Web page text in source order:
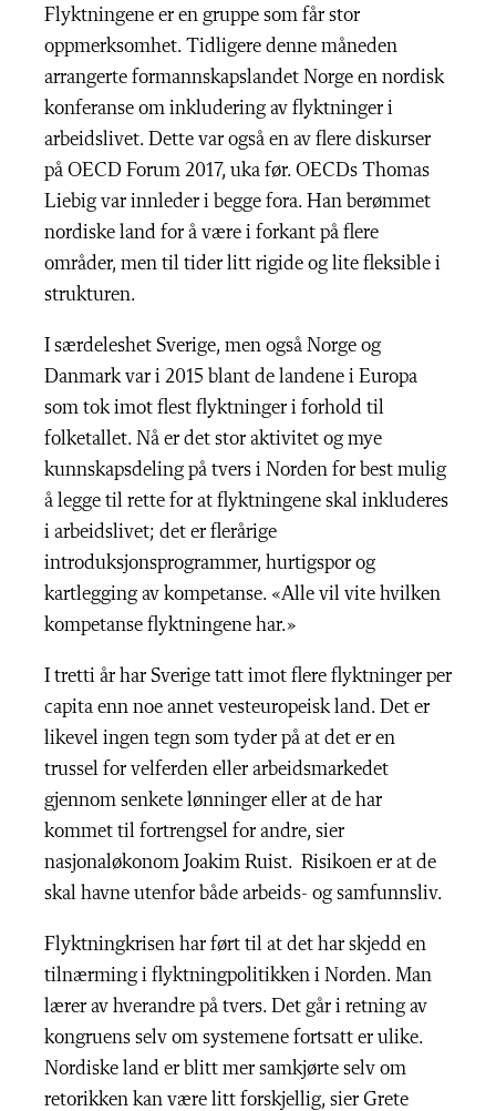
Flyktningene er en gruppe som får stor
oppmerksomhet. Tidligere denne måneden
arrangerte formannskapslandet Norge en nordisk
konferanse om inkludering av flyktninger i
arbeidslivet. Dette var også en av flere diskurser
på OECD Forum 2017, uka før. OECDs Thomas
Liebig var innleder i begge fora. Han berømmet
nordiske land for å være i forkant på flere
områder, men til tider litt rigide og lite fleksible i
strukturen.
I særdeleshet Sverige, men også Norge og
Danmark var i 2015 blant de landene i Europa
som tok imot flest flyktninger i forhold til
folketallet. Nå er det stor aktivitet og mye
kunnskapsdeling på tvers i Norden for best mulig
å legge til rette for at flyktningene skal inkluderes
i arbeidslivet; det er flerårige
introduksjonsprogrammer, hurtigspor og
kartlegging av kompetanse. «Alle vil vite hvilken
kompetanse flyktningene har.»
I tretti år har Sverige tatt imot flere flyktninger per
capita enn noe annet vesteuropeisk land. Det er
likevel ingen tegn som tyder på at det er en
trussel for velferden eller arbeidsmarkedet
gjennom senkete lønninger eller at de har
kommet til fortrengsel for andre, sier
nasjonaløkonom Joakim Ruist. Risikoen er at de
skal havne utenfor både arbeids- og samfunnsliv.
Flyktningkrisen har ført til at det har skjedd en
tilnærming i flyktningpolitikken i Norden. Man
lærer av hverandre på tvers. Det går i retning av
kongruens selv om systemene fortsatt er ulike.
Nordiske land er blitt mer samkjørte selv om
retorikken kan være litt forskjellig, sier Grete